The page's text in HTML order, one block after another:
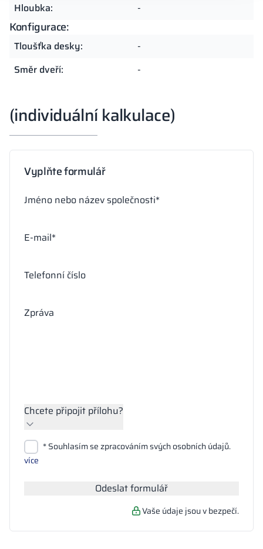
Hloubka:
-
Konfigurace:
Tloušťka desky:
-
Směr dveří:
-
(individuální kalkulace)
Vyplňte formulář
Jméno nebo název společnosti*
E-mail*
Telefonní číslo
Zpráva
Chcete připojit přílohu?
Přiložit soubory
* Souhlasím se zpracováním svých osobních údajů.
více
Odeslat formulář
Vaše údaje jsou v bezpečí.